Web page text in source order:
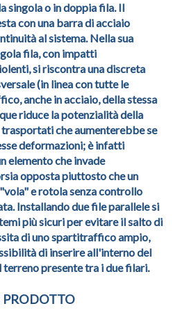
singola o in doppia fila. Il
con una barra di acciaio
al sistema. Nella sua
fila, con impatti
si riscontra una discreta
(in linea con tutte le
anche in acciaio, della stessa
riduce la potenzialità della
che aumenterebbe se
deformazioni; è infatti
elemento che invade
opposta piuttosto che un
e rotola senza controllo
Installando due file parallele si
più sicuri per evitare il salto di
di uno spartitraffico ampio,
di inserire all'interno del
terreno presente tra i due filari.
PRODOTTO